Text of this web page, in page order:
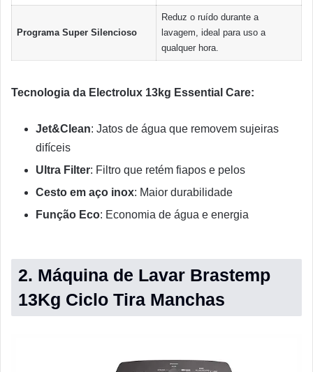
Programa Super Silencioso
Reduz o ruído durante a
lavagem, ideal para uso a
qualquer hora.
Tecnologia da Electrolux 13kg Essential Care:
Jet&Clean: Jatos de água que removem sujeiras
difíceis
Ultra Filter: Filtro que retém fiapos e pelos
Cesto em aço inox: Maior durabilidade
Função Eco: Economia de água e energia
2. Máquina de Lavar Brastemp
13Kg Ciclo Tira Manchas